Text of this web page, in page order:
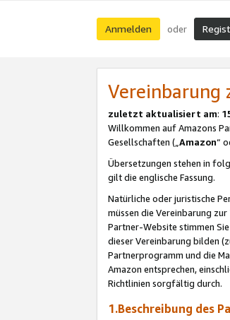
Anmelden oder
Vereinbarung
zuletzt aktualisiert am:
Willkommen auf Amazons
Gesellschaften („Amazon“
Übersetzungen stehen in
gilt die englische Fassung.
Natürliche oder juristische
müssen die Vereinbarung
Partner-Website stimmen
dieser Vereinbarung bilden
Partnerprogramm und die
Amazon entsprechen,
Richtlinien sorgfältig durch.
1.Beschreibung des